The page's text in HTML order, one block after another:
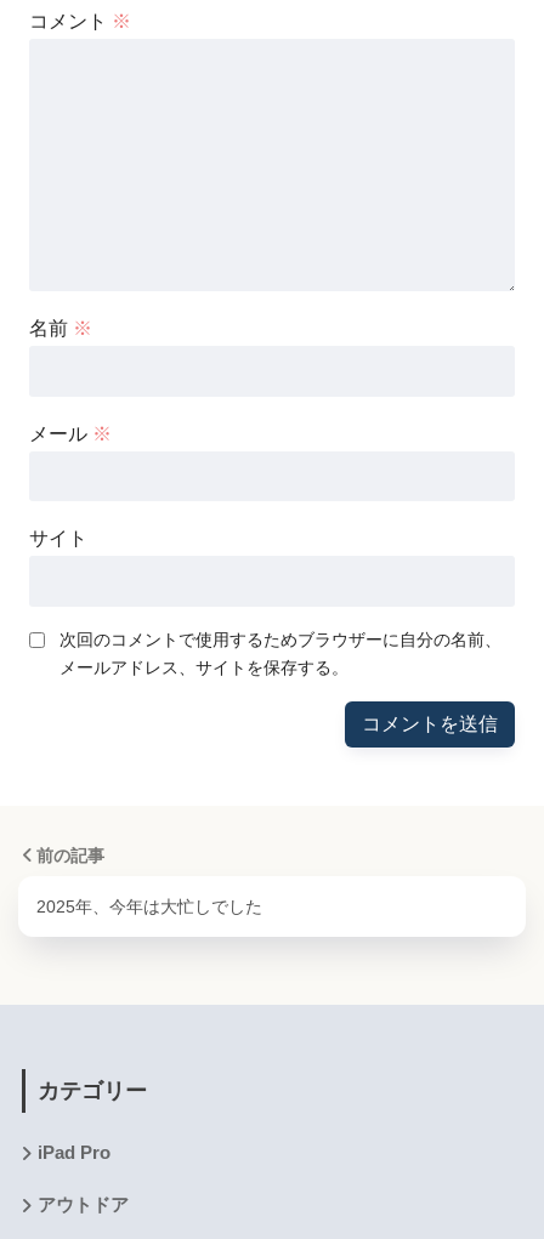
コメント ※
名前 ※
メール ※
サイト
次回のコメントで使用するためブラウザーに自分の名前、
メールアドレス、サイトを保存する。
前の記事
2025年、今年は大忙しでした
カテゴリー
iPad Pro
アウトドア